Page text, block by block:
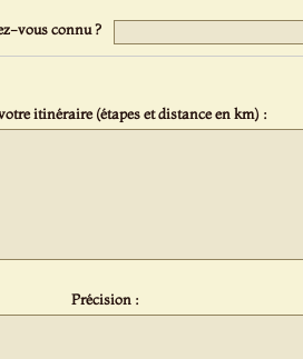
vous connu ?
itinéraire (étapes et distance en km) :
Précision :